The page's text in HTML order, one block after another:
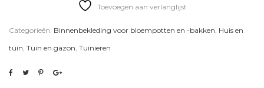
Toevoegen aan verlanglijst
Categorieën: Binnenbekleding voor bloempotten en -bakken, Huis en
tuin, Tuin en gazon, Tuinieren